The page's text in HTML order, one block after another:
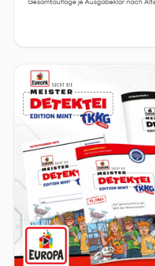
Gesamtauflage je Ausgabeklar nach